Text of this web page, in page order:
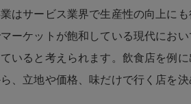
はサービス業界で生産性の向上に
ーケットが飽和している現代にお
いると考えられます。飲食店を例
、立地や価格、味だけで行く店を決